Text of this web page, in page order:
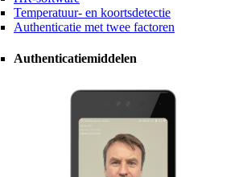
Temperatuur- en koortsdetectie
Authenticatie met twee factoren
Authenticatiemiddelen